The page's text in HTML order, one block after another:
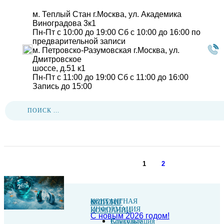
м. Теплый Стан г.Москва, ул. Академика
Виноградова 3к1
Пн-Пт с 10:00 до 19:00 Сб с 10:00 до 16:00 по
предварительной записи
м. Петровско-Разумовская г.Москва, ул.
Дмитровское
шоссе, д.51 к1
Пн-Пт с 11:00 до 19:00 Сб с 11:00 до 16:00
Запись до 15:00
С новым 2026 годом!
1 2
КАТАЛОГ
Слуховые
УСЛУГИ
Консультация
О
КОМПАНИИ
КОНТАКТНАЯ
ИНФОРМАЦИЯ